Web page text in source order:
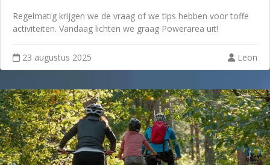
Regelmatig krijgen we de vraag of we tips hebben voor toffe
activiteiten. Vandaag lichten we graag Powerarea uit!
23 augustus 2025 Leon